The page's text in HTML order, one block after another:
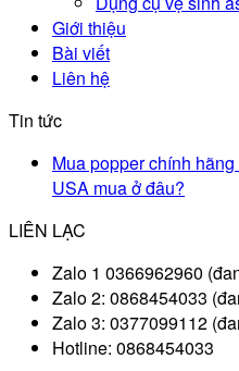
Giới thiệu
Bài viết
Liên hệ
Tin tức
Mua popper chính
USA mua ở đâu?
LIÊN LẠC
Zalo 1 0366962960
Zalo 2: 0868454033
Zalo 3: 0377099112
Hotline: 0868454033